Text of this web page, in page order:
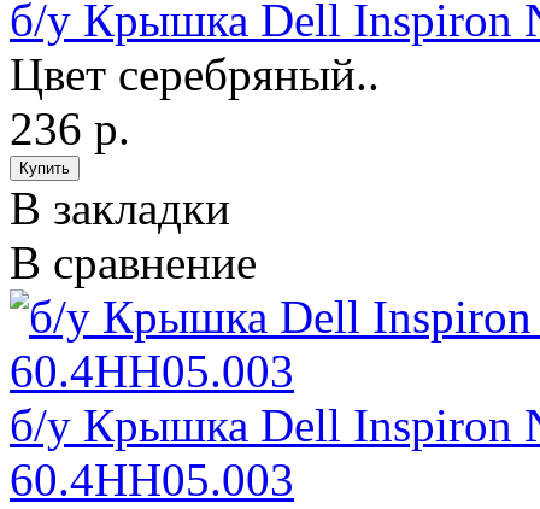
б/у Крышка Dell Inspiron
Цвет серебряный..
236 р.
В закладки
В сравнение
б/у Крышка Dell Inspiron
60.4HH05.003